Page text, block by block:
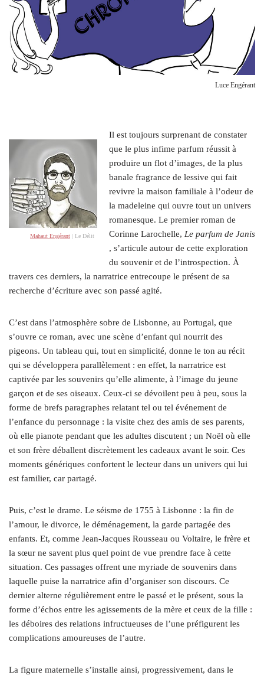
Luce Engérant
Mahaut Engérant | Le Délit
Il est toujours surprenant de constater
que le plus infime parfum réussit à
produire un flot d’images, de la plus
banale fragrance de lessive qui fait
revivre la maison familiale à l’odeur de
la madeleine qui ouvre tout un univers
romanesque. Le premier roman de
Corinne Larochelle, Le parfum de Janis
, s’articule autour de cette exploration
du souvenir et de l’introspection. À
travers ces derniers, la narratrice entrecoupe le présent de sa
recherche d’écriture avec son passé agité.
C’est dans l’atmosphère sobre de Lisbonne, au Portugal, que
s’ouvre ce roman, avec une scène d’enfant qui nourrit des
pigeons. Un tableau qui, tout en simplicité, donne le ton au récit
qui se développera parallèlement : en effet, la narratrice est
captivée par les souvenirs qu’elle alimente, à l’image du jeune
garçon et de ses oiseaux. Ceux-ci se dévoilent peu à peu, sous la
forme de brefs paragraphes relatant tel ou tel événement de
l’enfance du personnage : la visite chez des amis de ses parents,
où elle pianote pendant que les adultes discutent ; un Noël où elle
et son frère déballent discrètement les cadeaux avant le soir. Ces
moments génériques confortent le lecteur dans un univers qui lui
est familier, car partagé.
Puis, c’est le drame. Le séisme de 1755 à Lisbonne : la fin de
l’amour, le divorce, le déménagement, la garde partagée des
enfants. Et, comme Jean-Jacques Rousseau ou Voltaire, le frère et
la sœur ne savent plus quel point de vue prendre face à cette
situation. Ces passages offrent une myriade de souvenirs dans
laquelle puise la narratrice afin d’organiser son discours. Ce
dernier alterne régulièrement entre le passé et le présent, sous la
forme d’échos entre les agissements de la mère et ceux de la fille :
les déboires des relations infructueuses de l’une préfigurent les
complications amoureuses de l’autre.
La figure maternelle s’installe ainsi, progressivement, dans le